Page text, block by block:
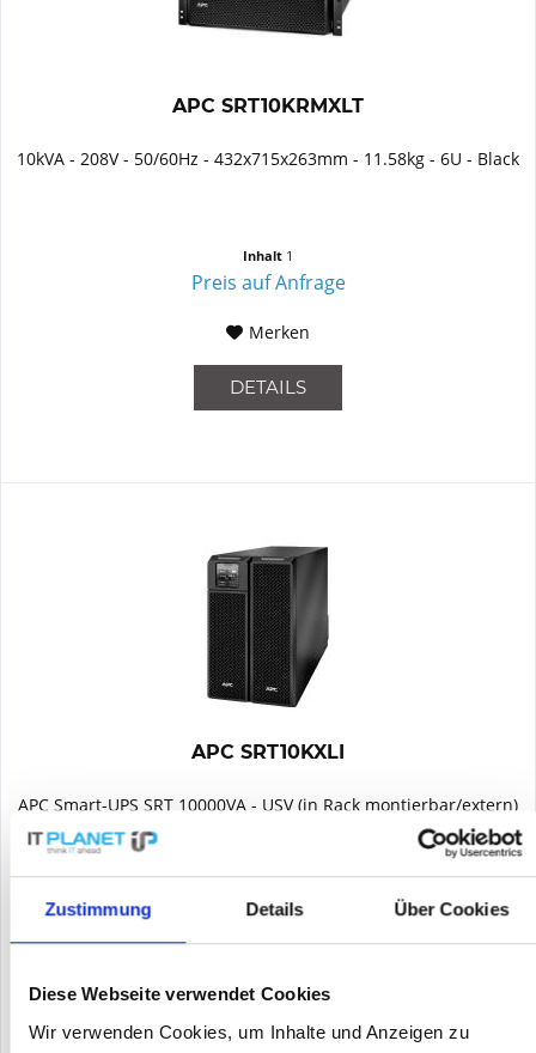
Zustimmung Details Über Cookies
Diese Webseite verwendet Cookies
Wir verwenden Cookies, um Inhalte und Anzeigen zu
APC SRT10KRMXLT
10kVA - 208V - 50/60Hz - 432x715x263mm - 11.58kg - 6U - Black
Inhalt 1
Preis auf Anfrage
Merken
DETAILS
APC SRT10KXLI
APC Smart-UPS SRT 10000VA - USV (in Rack montierbar/extern)
- Wechselstrom 230 V - 10 kW - 10000 VA - Ethernet 10/100,
USB - Ausgangsanschlüsse: 14 - 6U - Schwarz - für P/N:
Inhalt1
DETAILS